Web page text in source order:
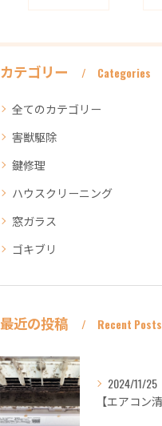
カテゴリー Categories
全てのカテゴリー
害獣駆除
鍵修理
ハウスクリーニング
窓ガラス
ゴキブリ
最近の投稿 Recent Posts
2024/11/25